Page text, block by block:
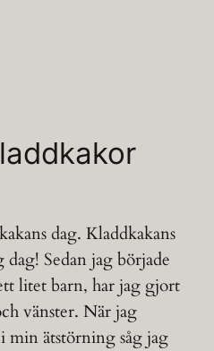
dag. Kladdkakans
Sedan jag började
litet barn, har jag gjort
vänster. När jag
min ätstörning såg jag